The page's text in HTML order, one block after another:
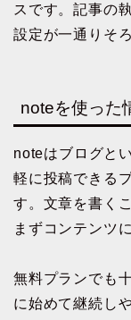
スです。記事の
設定が一通りそ
noteを使った
noteはブログと
軽に投稿できる
す。文章を書く
まずコンテンツ
無料プランでも
に始めて継続し